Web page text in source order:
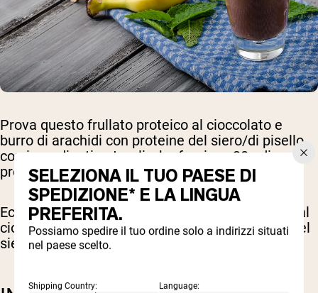
Prova questo frullato proteico al cioccolato e
burro di arachidi con proteine del siero/di pisello,
con ingredienti naturali, che fornisce 30g di
proteine deliziose per porzione.
Ecco una ricetta golosa per un frullato proteico al
cioccolato e burro di arachidi usando proteine del
siero del latte:
SELEZIONA IL TUO PAESE DI
SPEDIZIONE* E LA LINGUA
PREFERITA.
Possiamo spedire il tuo ordine solo a indirizzi situati
nel paese scelto.
Shipping Country: Language: